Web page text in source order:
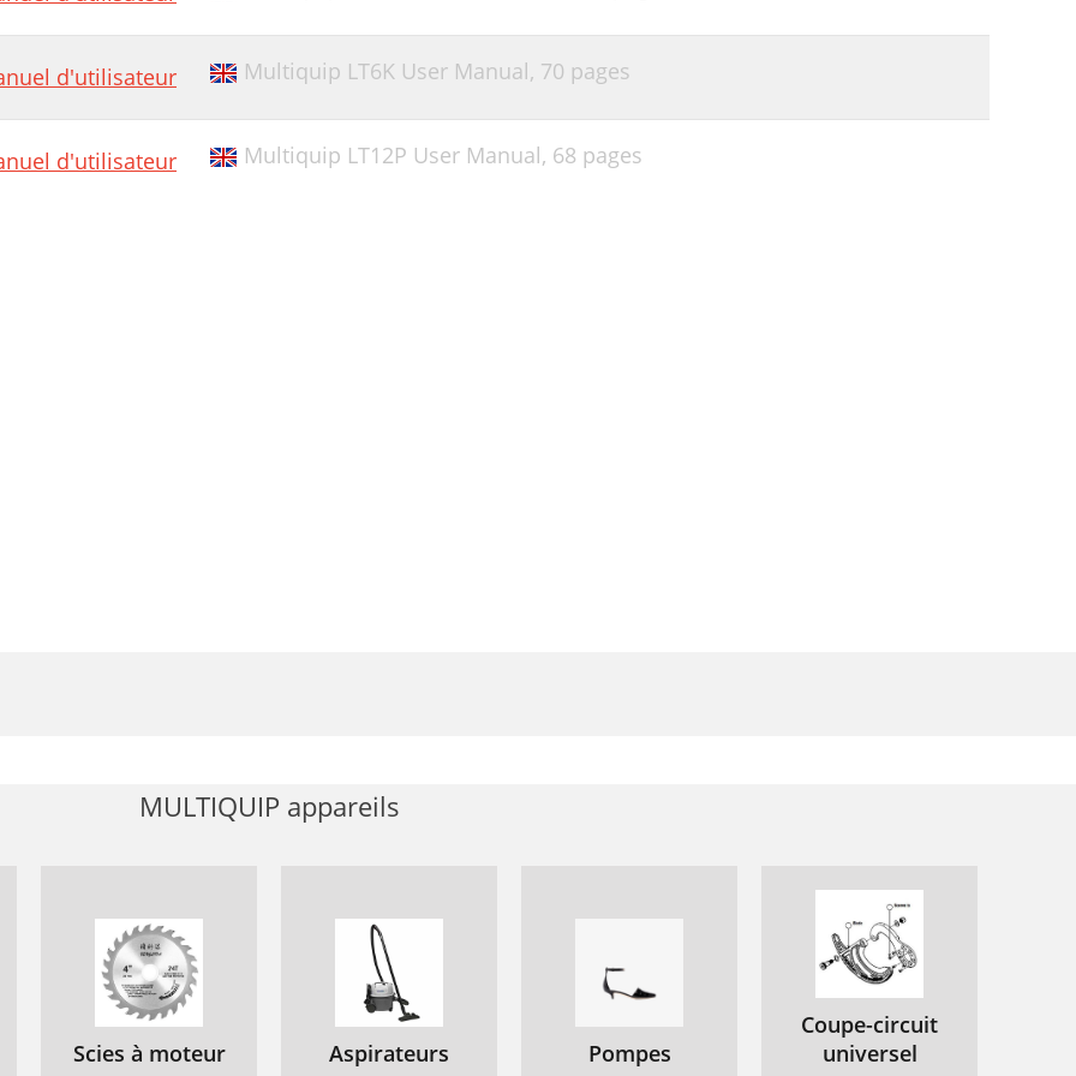
d'utilisateur Multiquip LT6K User Manual, 70 pages
d'utilisateur Multiquip LT12P User Manual, 68 pages
MULTIQUIP appareils
Scies à moteur Aspirateurs Pompes
Coupe-circuit
universel